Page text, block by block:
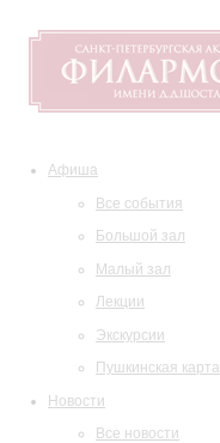
Афиша
Все события
Большой зал
Малый зал
Лекции
Экскурсии
Пушкинская карта
Новости
Все новости